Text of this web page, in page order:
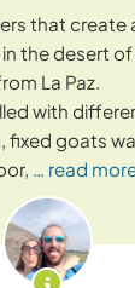
that create
the desert of
La Paz.
with
fixed goats
… read